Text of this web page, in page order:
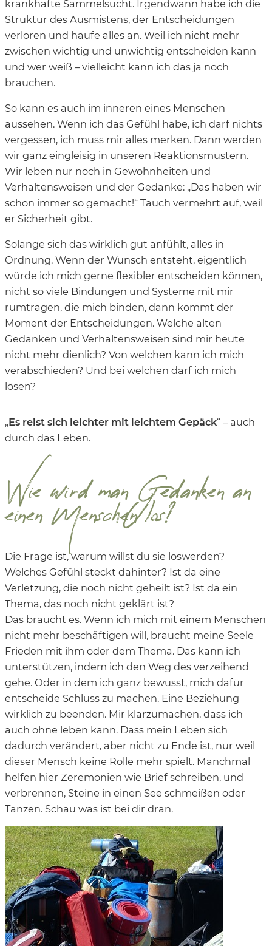
krankhafte Sammelsucht. Irgendwann habe ich die
Struktur des Ausmistens, der Entscheidungen
verloren und häufe alles an. Weil ich nicht mehr
zwischen wichtig und unwichtig entscheiden kann
und wer weiß – vielleicht kann ich das ja noch
brauchen.
So kann es auch im inneren eines Menschen
aussehen. Wenn ich das Gefühl habe, ich darf nichts
vergessen, ich muss mir alles merken. Dann werden
wir ganz eingleisig in unseren Reaktionsmustern.
Wir leben nur noch in Gewohnheiten und
Verhaltensweisen und der Gedanke: „Das haben wir
schon immer so gemacht!“ Tauch vermehrt auf, weil
er Sicherheit gibt.
Solange sich das wirklich gut anfühlt, alles in
Ordnung. Wenn der Wunsch entsteht, eigentlich
würde ich mich gerne flexibler entscheiden können,
nicht so viele Bindungen und Systeme mit mir
rumtragen, die mich binden, dann kommt der
Moment der Entscheidungen. Welche alten
Gedanken und Verhaltensweisen sind mir heute
nicht mehr dienlich? Von welchen kann ich mich
verabschieden? Und bei welchen darf ich mich
lösen?
„Es reist sich leichter mit leichtem Gepäck“ – auch
durch das Leben.
Wie wird man Gedanken an
einen Menschen los?
Die Frage ist, warum willst du sie loswerden?
Welches Gefühl steckt dahinter? Ist da eine
Verletzung, die noch nicht geheilt ist? Ist da ein
Thema, das noch nicht geklärt ist?
Das braucht es. Wenn ich mich mit einem Menschen
nicht mehr beschäftigen will, braucht meine Seele
Frieden mit ihm oder dem Thema. Das kann ich
unterstützen, indem ich den Weg des verzeihend
gehe. Oder in dem ich ganz bewusst, mich dafür
entscheide Schluss zu machen. Eine Beziehung
wirklich zu beenden. Mir klarzumachen, dass ich
auch ohne leben kann. Dass mein Leben sich
dadurch verändert, aber nicht zu Ende ist, nur weil
dieser Mensch keine Rolle mehr spielt. Manchmal
helfen hier Zeremonien wie Brief schreiben, und
verbrennen, Steine in einen See schmeißen oder
Tanzen. Schau was ist bei dir dran.